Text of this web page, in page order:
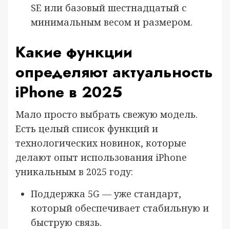
SE или базовый шестнадцатый с
минимальным весом и размером.
Какие функции
определяют актуальность
iPhone в 2025
Мало просто выбрать свежую модель.
Есть целый список функций и
технологических новинок, которые
делают опыт использования iPhone
уникальным в 2025 году:
Поддержка 5G — уже стандарт,
который обеспечивает стабильную и
быструю связь.